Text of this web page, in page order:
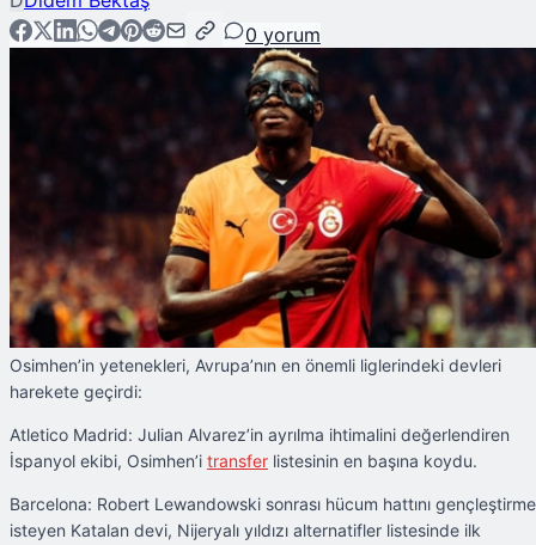
0 yorum
Osimhen’in yetenekleri, Avrupa’nın en önemli liglerindeki devleri
harekete geçirdi:
Atletico Madrid: Julian Alvarez’in ayrılma ihtimalini değerlendiren
İspanyol ekibi, Osimhen’i transfer listesinin en başına koydu.
Barcelona: Robert Lewandowski sonrası hücum hattını
isteyen Katalan devi, Nijeryalı yıldızı alternatifler listesinde ilk